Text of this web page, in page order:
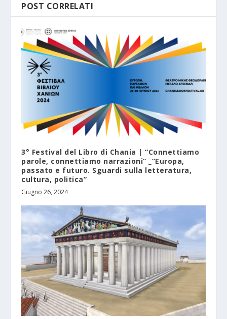
POST CORRELATI
3° Festival del Libro di Chania | “Connettiamo
parole, connettiamo narrazioni” _”Europa,
passato e futuro. Sguardi sulla letteratura,
cultura, politica”
Giugno 26, 2024